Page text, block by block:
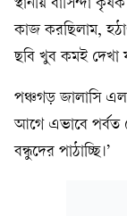
স্থানীয় বাসিন্দা
কাজ করছিলাম,
ছবি খুব কমই দেখা
পঞ্চগড় জালাসি
আগে এভাবে পর্বত
বন্ধুদের পাঠাচ্ছি।’